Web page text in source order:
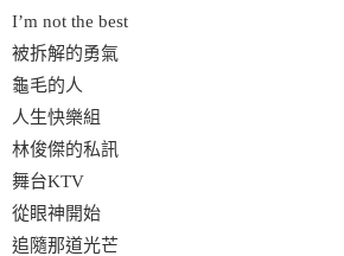
I’m not the best
被拆解的勇氣
龜毛的人
人生快樂組
林俊傑的私訊
舞台KTV
從眼神開始
追隨那道光芒